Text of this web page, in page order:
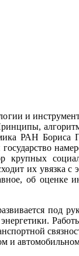
и
РАН
их увязка
об
и